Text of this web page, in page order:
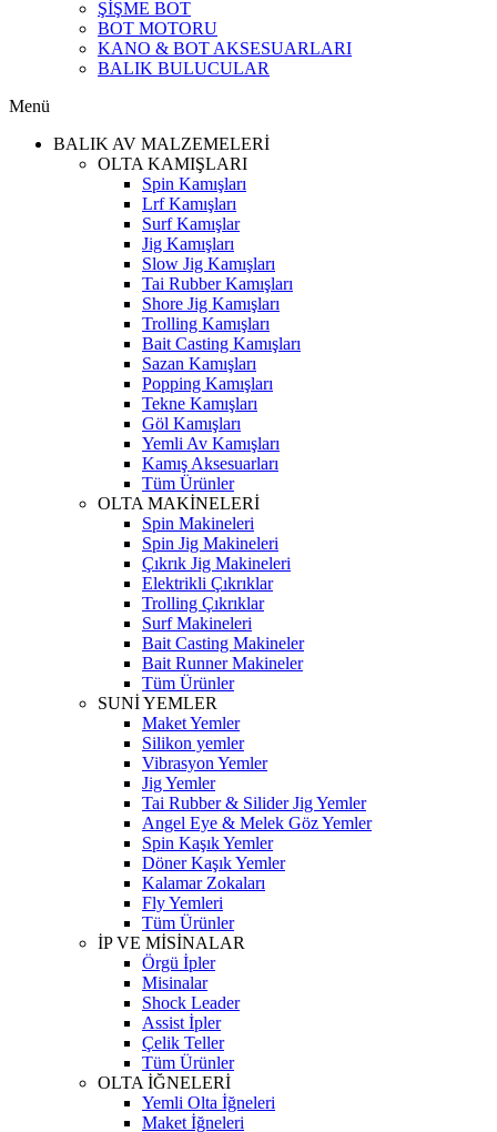
ŞİŞME BOT
BOT MOTORU
KANO & BOT AKSESUARLARI
BALIK BULUCULAR
Menü
BALIK AV MALZEMELERİ
OLTA KAMIŞLARI
Spin Kamışları
Lrf Kamışları
Surf Kamışlar
Jig Kamışları
Slow Jig Kamışları
Tai Rubber Kamışları
Shore Jig Kamışları
Trolling Kamışları
Bait Casting Kamışları
Sazan Kamışları
Popping Kamışları
Tekne Kamışları
Göl Kamışları
Yemli Av Kamışları
Kamış Aksesuarları
Tüm Ürünler
OLTA MAKİNELERİ
Spin Makineleri
Spin Jig Makineleri
Çıkrık Jig Makineleri
Elektrikli Çıkrıklar
Trolling Çıkrıklar
Surf Makineleri
Bait Casting Makineler
Bait Runner Makineler
Tüm Ürünler
SUNİ YEMLER
Maket Yemler
Silikon yemler
Vibrasyon Yemler
Jig Yemler
Tai Rubber & Silider Jig Yemler
Angel Eye & Melek Göz Yemler
Spin Kaşık Yemler
Döner Kaşık Yemler
Kalamar Zokaları
Fly Yemleri
Tüm Ürünler
İP VE MİSİNALAR
Örgü İpler
Misinalar
Shock Leader
Assist İpler
Çelik Teller
Tüm Ürünler
OLTA İĞNELERİ
Yemli Olta İğneleri
Maket İğneleri